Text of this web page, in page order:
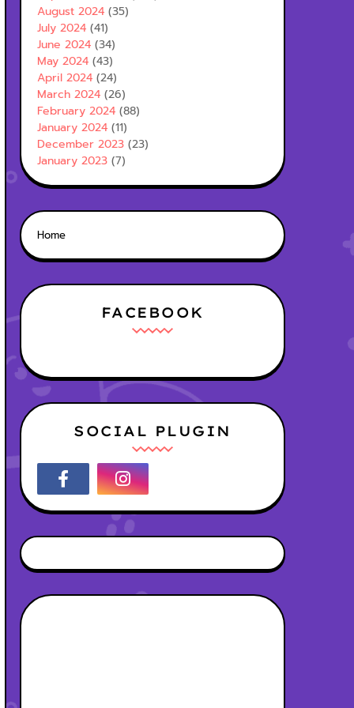
August 2024 (35)
July 2024 (41)
June 2024 (34)
May 2024 (43)
April 2024 (24)
March 2024 (26)
February 2024 (88)
January 2024 (11)
December 2023 (23)
January 2023 (7)
Home
FACEBOOK
SOCIAL PLUGIN